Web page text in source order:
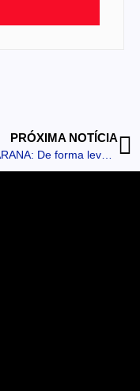
PRÓXIMA NOTÍCIA
APUCARANA: De forma leve e lúdica, peça teatral alerta estudantes e reforça combate ao abuso sexual